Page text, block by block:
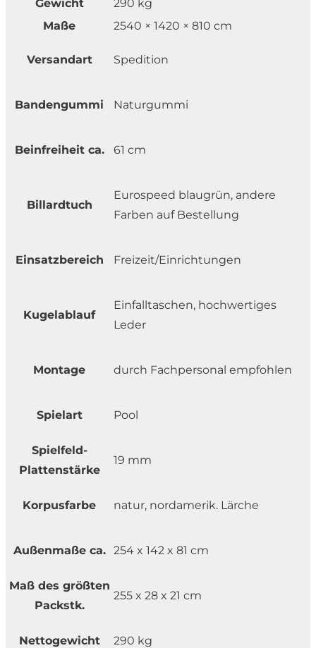
Gewicht
290 kg
Maße
2540 × 1420 × 810 cm
Versandart Spedition
Bandengummi Naturgummi
Beinfreiheit ca. 61 cm
Billardtuch
Eurospeed blaugrün, andere
Farben auf Bestellung
Einsatzbereich Freizeit/Einrichtungen
Kugelablauf
Einfalltaschen, hochwertiges
Leder
Montage durch Fachpersonal empfohlen
Spielart Pool
Spielfeld-
Plattenstärke
19 mm
Korpusfarbe natur, nordamerik. Lärche
Außenmaße ca. 254 x 142 x 81 cm
Maß des größten
Packstk.
255 x 28 x 21 cm
Nettogewicht 290 kg